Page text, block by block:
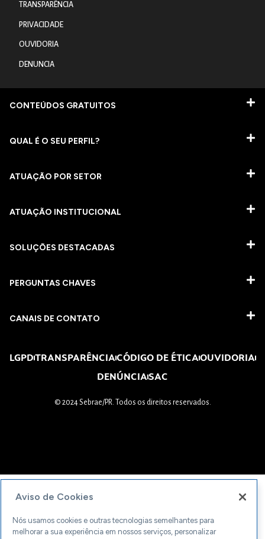
TRANSPARÊNCIA
PRIVACIDADE
OUVIDORIA
DENUNCIA
CONTEÚDOS GRATUITOS
QUAL É O SEU PERFIL?
ATUAÇÃO POR SETOR
ATUAÇÃO INSTITUCIONAL
SOLUÇÕES DESTACADAS
PERGUNTAS CHAVES​
CANAIS DE CONTATO
LGPDTRANSPARÊNCIACÓDIGO DE ÉTICAOUVIDORIA
DENÚNCIASAC
© 2024 Sebrae/PR. Todos os direitos reservados.
Aviso de Cookies
Nós usamos cookies e outras tecnologias semelhantes para
melhorar a sua experiência em nossos serviços, personalizar